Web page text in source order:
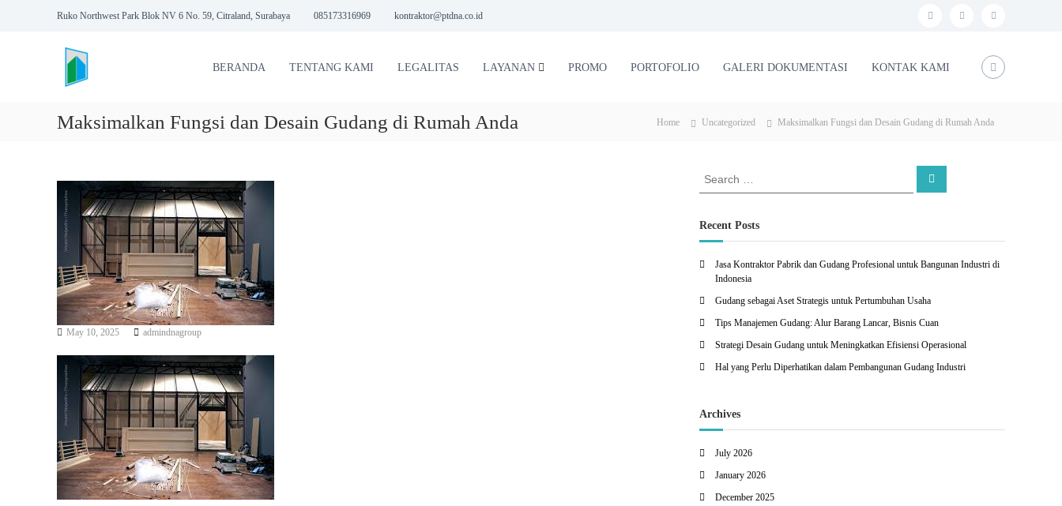
Ruko Northwest Park Blok NV 6 No. 59, Citraland, Surabaya 085173316969 kontraktor@ptdna.co.id f
c
k
i l
n
R
A
O
R
P
E
M
B
A
N
U
N
A
N
G
U
D
A
BERANDA TENTANG KAMI LEGALITAS LAYANAN PROMO PORTOFOLIO GALERI DOKUMENTASI KONTAK KAMI
Maksimalkan Fungsi dan Desain Gudang di Rumah Anda Home Uncategorized Maksimalkan Fungsi dan Desain Gudang di Rumah Anda
May 10, 2025 admindnagroup
r
c
r
:
S
Recent Posts
Jasa Kontraktor Pabrik dan Gudang Profesional untuk Bangunan Industri di
Indonesia
Gudang sebagai Aset Strategis untuk Pertumbuhan Usaha
Tips Manajemen Gudang: Alur Barang Lancar, Bisnis Cuan
Strategi Desain Gudang untuk Meningkatkan Efisiensi Operasional
Hal yang Perlu Diperhatikan dalam Pembangunan Gudang Industri
Archives
July 2026
January 2026
December 2025